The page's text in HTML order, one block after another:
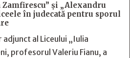
și „Alexandru
în judecată pentru sporul
al Liceului „Iulia
profesorul Valeriu Fianu, a